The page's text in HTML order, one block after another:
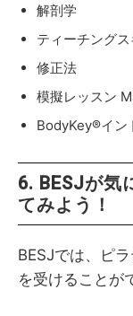
解剖学
ティーチング
修正法
模擬レッスン
BodyKey®イン
6. BESJが気
てみよう！
BESJでは、ピ
を受けることが